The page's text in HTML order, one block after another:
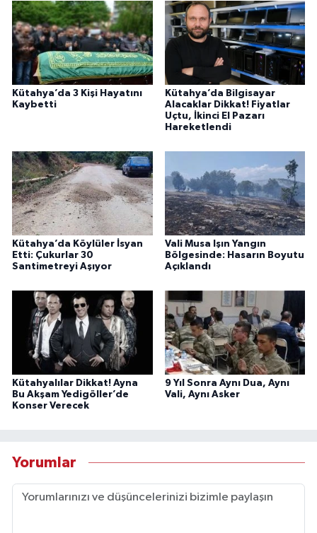
Kütahya’da 3 Kişi Hayatını
Kaybetti
Kütahya’da Bilgisayar
Alacaklar Dikkat! Fiyatlar
Uçtu, İkinci El Pazarı
Hareketlendi
Kütahya’da Köylüler İsyan
Etti: Çukurlar 30
Santimetreyi Aşıyor
Vali Musa Işın Yangın
Bölgesinde: Hasarın Boyutu
Açıklandı
Kütahyalılar Dikkat! Ayna
Bu Akşam Yedigöller’de
Konser Verecek
9 Yıl Sonra Aynı Dua, Aynı
Vali, Aynı Asker
Yorumlar